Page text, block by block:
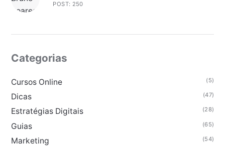
POST: 250
Categorias
Cursos Online (5)
Dicas (47)
Estratégias Digitais (28)
Guias (65)
Marketing (54)